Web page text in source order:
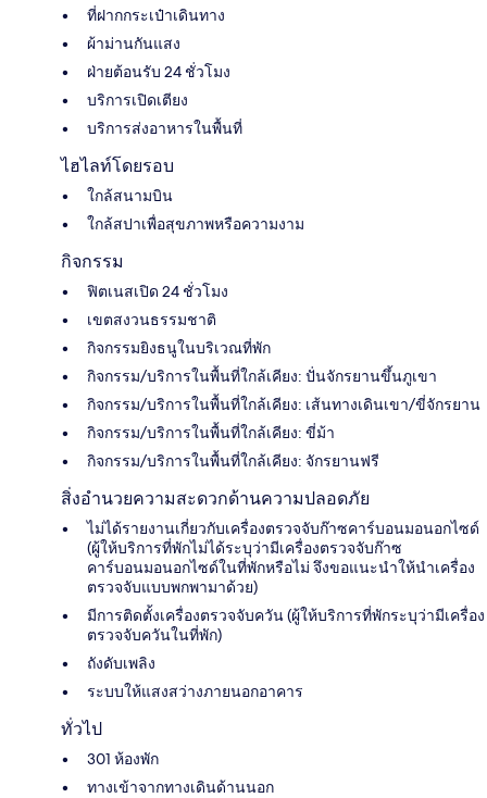
ที่ฝากกระเป๋าเดินทาง
ผ้าม่านกันแสง
ฝ่ายต้อนรับ 24 ชั่วโมง
บริการเปิดเตียง
บริการส่งอาหารในพื้นที่
ไฮไลท์โดยรอบ
ใกล้สนามบิน
ใกล้สปาเพื่อสุขภาพหรือความงาม
กิจกรรม
ฟิตเนสเปิด 24 ชั่วโมง
เขตสงวนธรรมชาติ
กิจกรรมยิงธนูในบริเวณที่พัก
กิจกรรม/บริการในพื้นที่ใกล้เคียง: ปั่นจักรยานขึ้นภูเขา
กิจกรรม/บริการในพื้นที่ใกล้เคียง: เส้นทางเดินเขา/ขี่จักรยาน
กิจกรรม/บริการในพื้นที่ใกล้เคียง: ขี่ม้า
กิจกรรม/บริการในพื้นที่ใกล้เคียง: จักรยานฟรี
สิ่งอำนวยความสะดวกด้านความปลอดภัย
ไม่ได้รายงานเกี่ยวกับเครื่องตรวจจับก๊าซคาร์บอนมอนอกไซด์
(ผู้ให้บริการที่พักไม่ได้ระบุว่ามีเครื่องตรวจจับก๊าซ
คาร์บอนมอนอกไซด์ในที่พักหรือไม่ จึงขอแนะนำให้นำเครื่อง
ตรวจจับแบบพกพามาด้วย)
มีการติดตั้งเครื่องตรวจจับควัน (ผู้ให้บริการที่พักระบุว่ามีเครื่อง
ตรวจจับควันในที่พัก)
ถังดับเพลิง
ระบบให้แสงสว่างภายนอกอาคาร
ทั่วไป
301 ห้องพัก
ทางเข้าจากทางเดินด้านนอก